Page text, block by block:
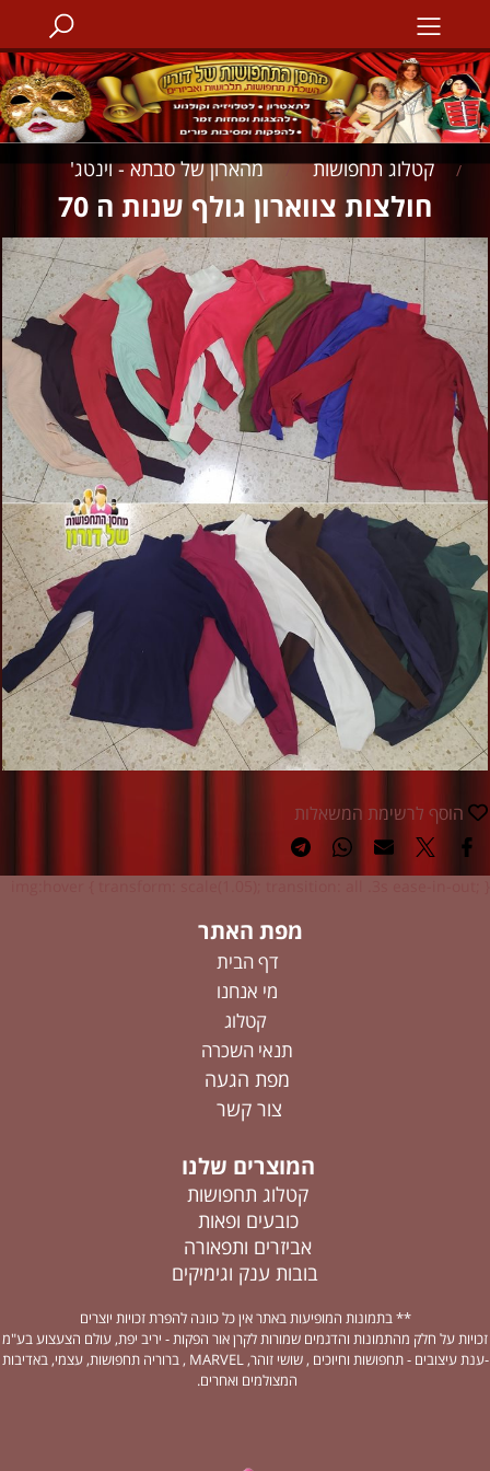
/ קטלוג תחפושות / מהארון של סבתא - וינטג'
חולצות צווארון גולף שנות ה 70
הוסף לרשימת המשאלות
מפת האתר
דף הבית
מי אנחנו
קטלוג
תנאי השכרה
מפת הגעה
צור קשר
המוצרים שלנו
קטלוג תחפושות
כובעים ופאות
אביזרים ותפאורה
בובות ענק וגימיקים
** בתמונות המופיעות באתר אין כל כוונה להפרת זכויות יוצרים
זכויות על חלק מהתמונות והדגמים שמורות לקרן אור הפקות - יריב יפת, עולם הצעצוע בע"מ
-ענת עיצובים - תחפושות וחיוכים , שושי זוהר, MARVEL , ברוריה תחפושות, עצמי, באדיבות
המצולמים ואחרים.